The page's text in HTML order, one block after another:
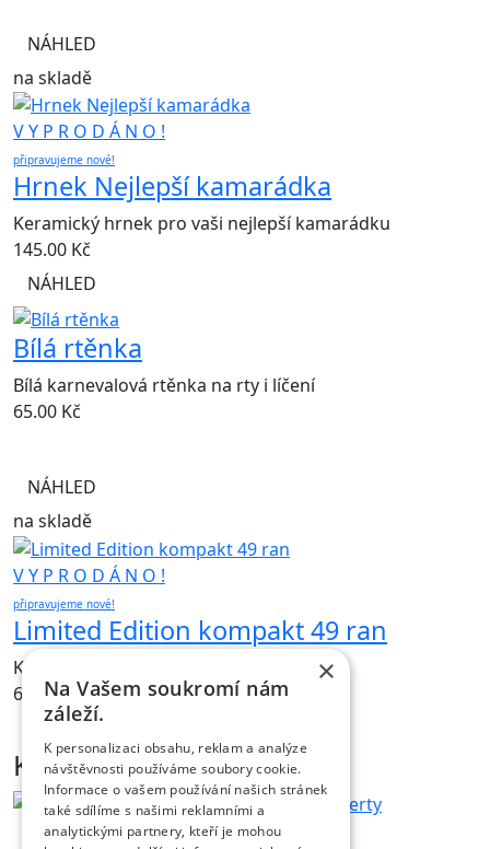
NÁHLED
na skladě
V Y P R O D Á N O !
připravujeme nové!
Hrnek Nejlepší kamarádka
Keramický hrnek pro vaši nejlepší kamarádku
145.00 Kč
NÁHLED
Bílá rtěnka
Bílá karnevalová rtěnka na rty i líčení
65.00 Kč
NÁHLED
na skladě
V Y P R O D Á N O !
připravujeme nové!
Limited Edition kompakt 49 ran
Kompakt 49 ran, doba trvání 40 sec
650.00Kč
NÁHLED
Kontakt
×
Na Vašem soukromí nám
záleží.
K personalizaci obsahu, reklam a analýze
návštěvnosti používáme soubory cookie.
Informace o vašem používání našich stránek
také sdílíme s našimi reklamními a
analytickými partnery, kteří je mohou